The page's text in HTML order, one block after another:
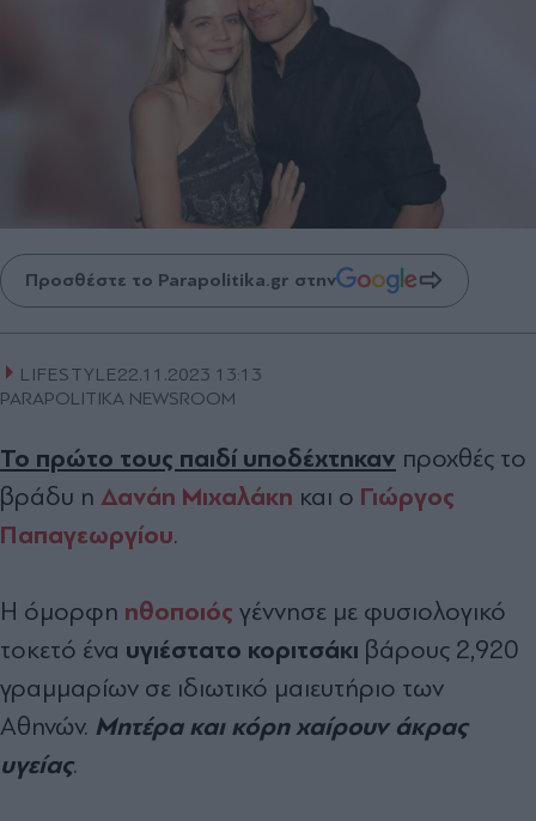
Προσθέστε το Parapolitika.gr στην
LIFESTYLE22.11.2023 13:13
PARAPOLITIKA NEWSROOM
Το πρώτο τους παιδί υποδέχτηκαν προχθές το
βράδυ η Δανάη Μιχαλάκη και ο Γιώργος
Παπαγεωργίου.
H όμορφη ηθοποιός γέννησε με φυσιολογικό
τοκετό ένα υγιέστατο κοριτσάκι βάρους 2,920
γραμμαρίων σε ιδιωτικό μαιευτήριο των
Αθηνών. Μητέρα και κόρη χαίρουν άκρας
υγείας.